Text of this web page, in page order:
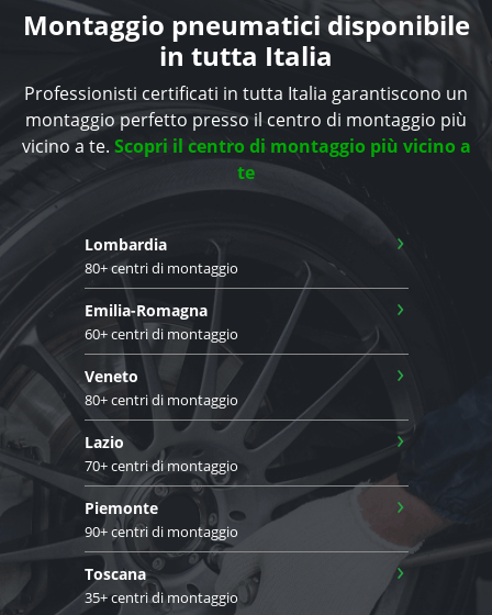
Montaggio pneumatici disponibile
in tutta Italia
Professionisti certificati in tutta Italia garantiscono un
montaggio perfetto presso il centro di montaggio più
vicino a te. Scopri il centro di montaggio più vicino a
te
Lombardia
80+ centri di montaggio
›
Emilia-Romagna
60+ centri di montaggio
›
Veneto
80+ centri di montaggio
›
Lazio
70+ centri di montaggio
›
Piemonte
90+ centri di montaggio
›
Toscana
35+ centri di montaggio
›